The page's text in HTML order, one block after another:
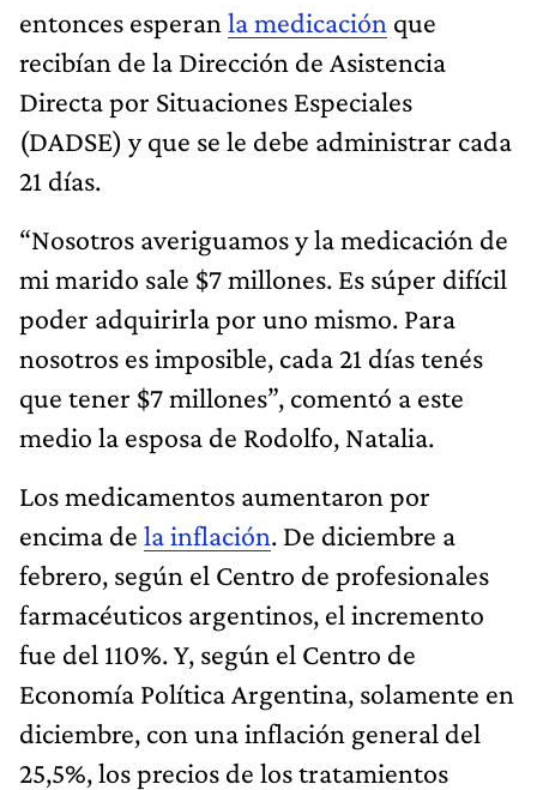
entonces esperan la medicación que
recibían de la Dirección de Asistencia
Directa por Situaciones Especiales
(DADSE) y que se le debe administrar cada
21 días.
“Nosotros averiguamos y la medicación de
mi marido sale $7 millones. Es súper difícil
poder adquirirla por uno mismo. Para
nosotros es imposible, cada 21 días tenés
que tener $7 millones”, comentó a este
medio la esposa de Rodolfo, Natalia.
Los medicamentos aumentaron por
encima de la inflación. De diciembre a
febrero, según el Centro de profesionales
farmacéuticos argentinos, el incremento
fue del 110%. Y, según el Centro de
Economía Política Argentina, solamente en
diciembre, con una inflación general del
25,5%, los precios de los tratamientos